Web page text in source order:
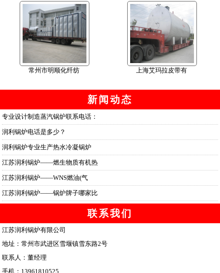
常州市明顺化纤纺 上海艾玛拉皮带有
新闻动态
专业设计制造蒸汽锅炉联系电话：
润利锅炉电话是多少？
润利锅炉专业生产热水冷凝锅炉
江苏润利锅炉——燃生物质有机热
江苏润利锅炉——WNS燃油(气
江苏润利锅炉——锅炉牌子哪家比
联系我们
江苏润利锅炉有限公司
地址：常州市武进区雪堰镇雪东路2号
联系人：董经理
手机：13961810525